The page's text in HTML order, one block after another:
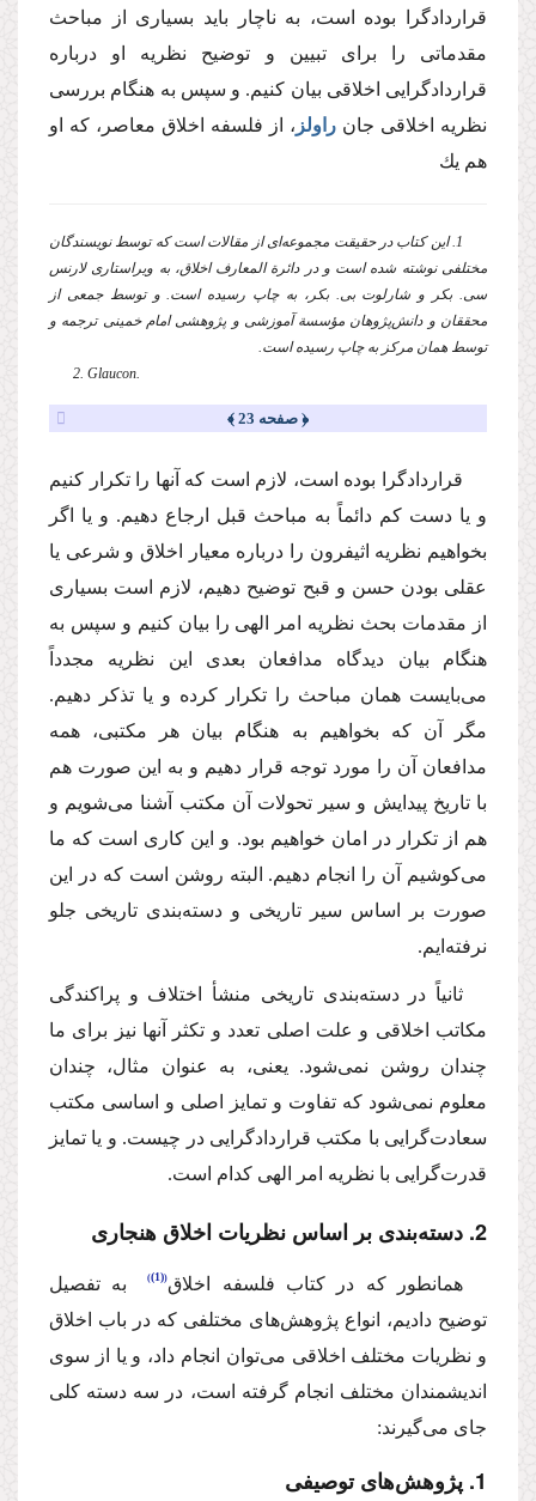
قراردادگرا بوده است، به ناچار باید بسیاری از مباحث
مقدماتی را برای تبیین و توضیح نظریه او درباره
قراردادگرایی اخلاقی بیان كنیم. و سپس به هنگام بررسی
نظریه اخلاقی جان راولز ، از فلسفه اخلاق معاصر، كه او
هم یك
1. این كتاب در حقیقت مجموعه‌ای از مقالات است كه توسط نویسندگان
مختلفی نوشته شده است و در دائرة المعارف اخلاق، به ویراستاری لارنس
سی. بكر و شارلوت بی. بكر، به چاپ رسیده است. و توسط جمعی از
محققان و دانش‌پژوهان مؤسسة آموزشی و پژوهشی امام خمینی ترجمه و
توسط همان مركز به چاپ رسیده است.
2. Glaucon.
﴿ صفحه 23 ﴾
‌قراردادگرا بوده است، لازم است كه آنها را تكرار كنیم
و یا دست كم دائماً به مباحث قبل ارجاع دهیم. و یا اگر
بخواهیم نظریه اثیفرون را درباره معیار اخلاق و شرعی یا
عقلی بودن حسن و قبح توضیح دهیم، لازم است بسیاری
از مقدمات بحث نظریه امر الهی را بیان كنیم و سپس به
هنگام بیان دیدگاه‌ مدافعان بعدی این نظریه مجدداً
می‌بایست همان مباحث را تكرار كرده و یا تذكر دهیم.
مگر آن كه بخواهیم به هنگام بیان هر مكتبی، همه
مدافعان آن را مورد توجه قرار دهیم و به این صورت هم
با تاریخ پیدایش و سیر تحولات آن مكتب آشنا می‌شویم و
هم از تكرار در امان خواهیم بود. و این كاری است كه ما
می‌كوشیم آن را انجام دهیم. البته روشن است كه در این
صورت بر اساس سیر تاریخی و دسته‌بندی تاریخی جلو
نرفته‌ایم.
‌ثانیاً در دسته‌بندی تاریخی منشأ اختلاف و پراكندگی
مكاتب اخلاقی و علت اصلی تعدد و تكثر آنها نیز برای ما
چندان روشن نمی‌شود. یعنی، به عنوان مثال، چندان
معلوم نمی‌شود كه تفاوت و تمایز اصلی و اساسی مكتب
سعادت‌گرایی با مكتب قراردادگرایی در چیست. و یا تمایز
قدرت‌گرایی با نظریه امر الهی كدام است.
2. دسته‌بندی بر اساس نظریات اخلاق هنجاری‌
‌همانطور كه در كتاب فلسفه اخلاق (1)
‌ به تفصیل
توضیح دادیم، انواع پژوهش‌های مختلفی كه در باب اخلاق
و نظریات مختلف اخلاقی می‌توان انجام داد، و یا از سوی
اندیشمندان مختلف انجام گرفته است، در سه دسته كلی
جای می‌گیرند:
1. پژوهش‌های توصیفی